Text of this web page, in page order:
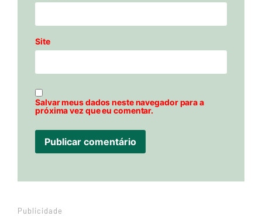
Site
Salvar meus dados neste navegador para a
próxima vez que eu comentar.
Publicidade